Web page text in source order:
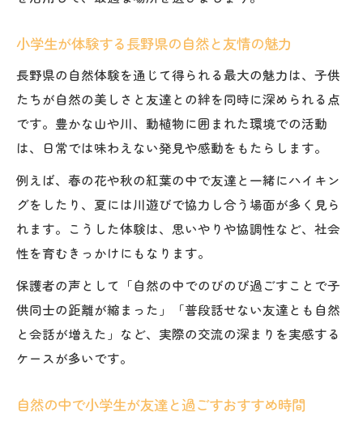
小学生が体験する長野県の自然と友情の魅力
長野県の自然体験を通じて得られる最大の魅力は、子供
たちが自然の美しさと友達との絆を同時に深められる点
です。豊かな山や川、動植物に囲まれた環境での活動
は、日常では味わえない発見や感動をもたらします。
例えば、春の花や秋の紅葉の中で友達と一緒にハイキン
グをしたり、夏には川遊びで協力し合う場面が多く見ら
れます。こうした体験は、思いやりや協調性など、社会
性を育むきっかけにもなります。
保護者の声として「自然の中でのびのび過ごすことで子
供同士の距離が縮まった」「普段話せない友達とも自然
と会話が増えた」など、実際の交流の深まりを実感する
ケースが多いです。
自然の中で小学生が友達と過ごすおすすめ時間